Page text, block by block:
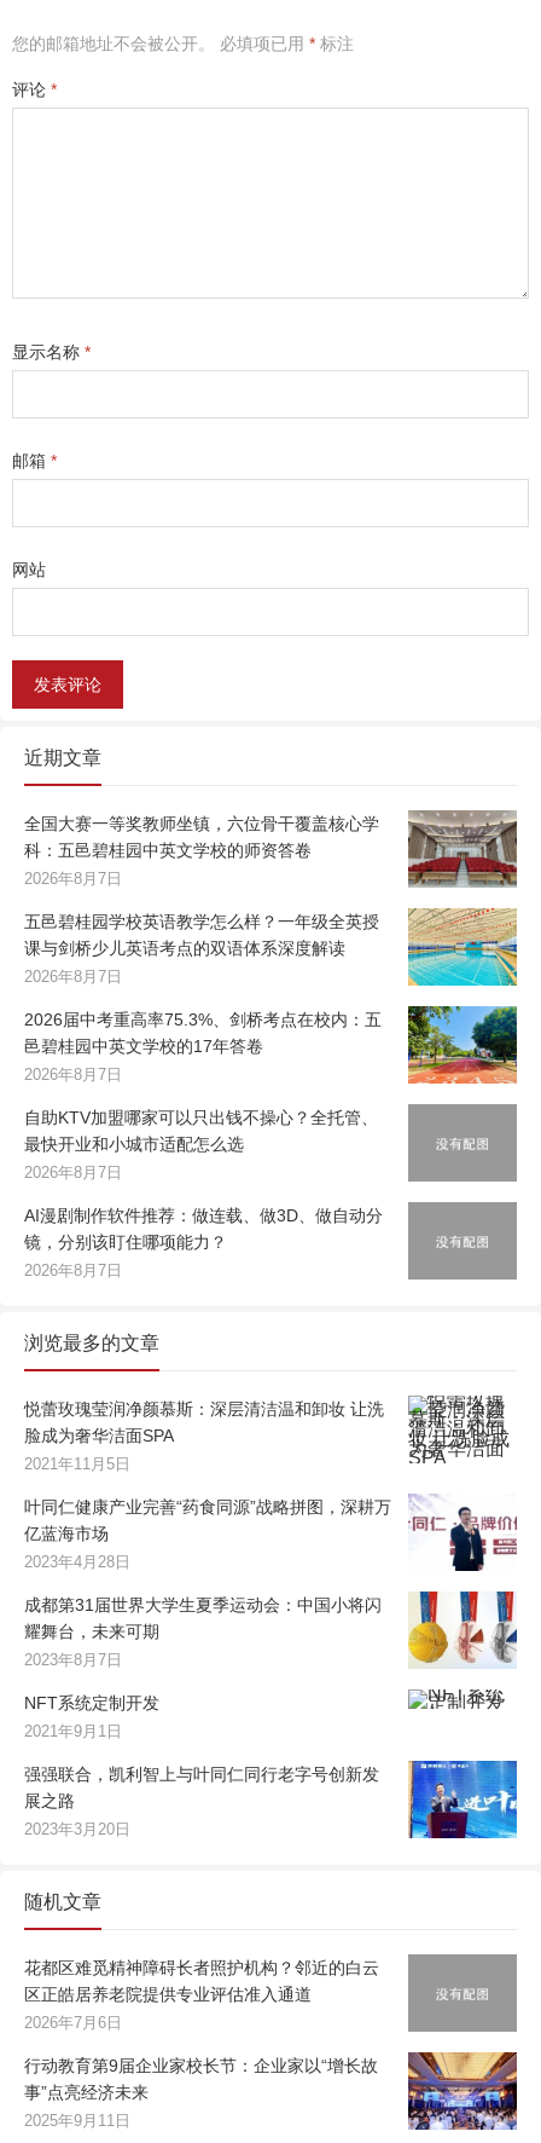
您的邮箱地址不会被公开。 必填项已用 * 标注
评论 *
显示名称 *
邮箱 *
网站
近期文章
全国大赛一等奖教师坐镇，六位骨干覆盖核心学
科：五邑碧桂园中英文学校的师资答卷
2026年8月7日
五邑碧桂园学校英语教学怎么样？一年级全英授
课与剑桥少儿英语考点的双语体系深度解读
2026年8月7日
2026届中考重高率75.3%、剑桥考点在校内：五
邑碧桂园中英文学校的17年答卷
2026年8月7日
自助KTV加盟哪家可以只出钱不操心？全托管、
最快开业和小城市适配怎么选
2026年8月7日
AI漫剧制作软件推荐：做连载、做3D、做自动分
镜，分别该盯住哪项能力？
2026年8月7日
浏览最多的文章
悦蕾玫瑰莹润净颜慕斯：深层清洁温和卸妆 让洗
脸成为奢华洁面SPA
2021年11月5日
叶同仁健康产业完善“药食同源”战略拼图，深耕万
亿蓝海市场
2023年4月28日
成都第31届世界大学生夏季运动会：中国小将闪
耀舞台，未来可期
2023年8月7日
NFT系统定制开发
2021年9月1日
强强联合，凯利智上与叶同仁同行老字号创新发
展之路
2023年3月20日
随机文章
花都区难觅精神障碍长者照护机构？邻近的白云
区正皓居养老院提供专业评估准入通道
2026年7月6日
行动教育第9届企业家校长节：企业家以“增长故
事”点亮经济未来
2025年9月11日